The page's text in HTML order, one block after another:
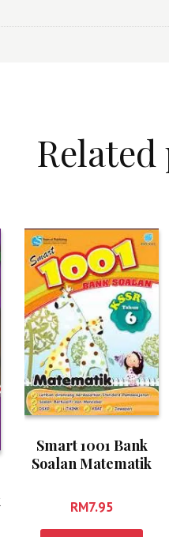
Smart 1001 Bank
Soalan Matematik
RM7.95